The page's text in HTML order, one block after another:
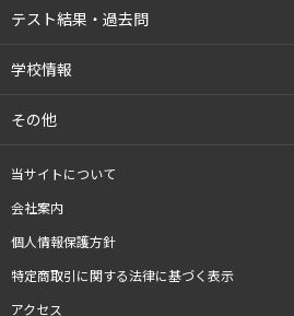
テスト結果・過去問
学校情報
その他
当サイトについて
会社案内
個人情報保護方針
特定商取引に関する法律に基づく表示
アクセス